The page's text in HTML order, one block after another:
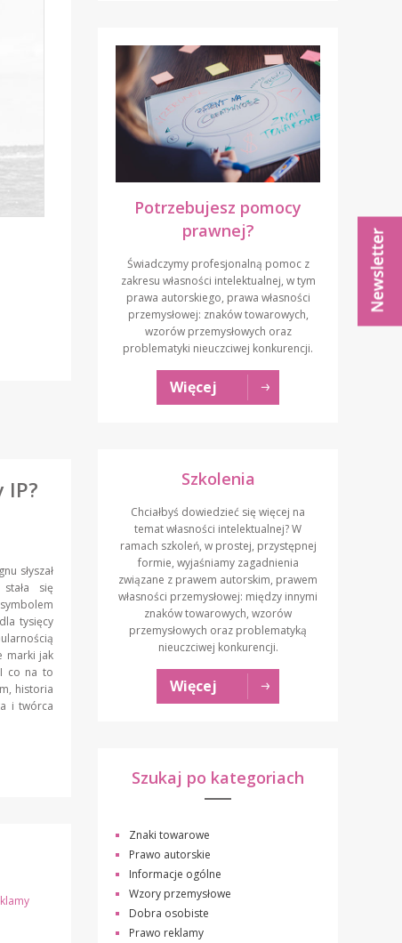
IP?
słyszał
się
tysięcy
marki jak
I co na to
historia
i twórca
Potrzebujesz pomocy
prawnej?
Świadczymy profesjonalną pomoc z
zakresu własności intelektualnej, w tym
prawa autorskiego, prawa własności
przemysłowej: znaków towarowych,
wzorów przemysłowych oraz
problematyki nieuczciwej konkurencji.
Więcej
Szkolenia
Chciałbyś dowiedzieć się więcej na
temat własności intelektualnej? W
ramach szkoleń, w prostej, przystępnej
formie, wyjaśniamy zagadnienia
związane z prawem autorskim, prawem
własności przemysłowej: między innymi
znaków towarowych, wzorów
przemysłowych oraz problematyką
nieuczciwej konkurencji.
Więcej
Szukaj po kategoriach
Znaki towarowe
Prawo autorskie
Informacje ogólne
Wzory przemysłowe
Dobra osobiste
Prawo reklamy